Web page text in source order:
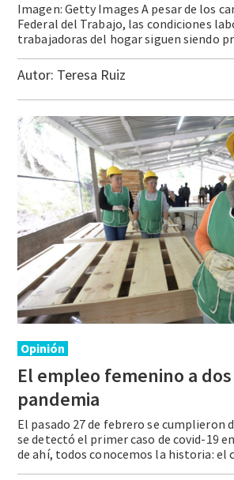
Imagen: Getty Images A pesar de los
Federal del Trabajo, las condiciones
Autor: Teresa Ruiz
Opinión
El empleo femenino a
pandemia
El pasado 27 de febrero se cumplieron
se detectó el primer caso de covid-19